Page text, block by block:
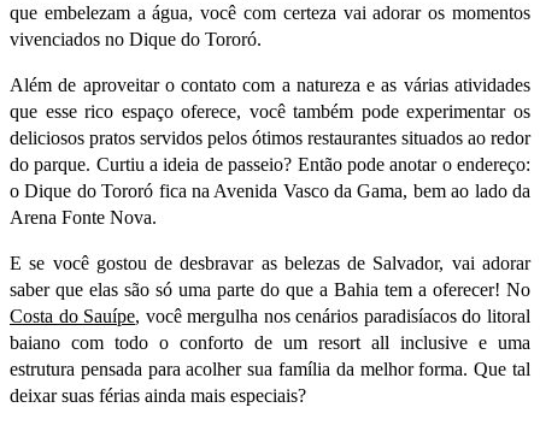
que embelezam a água, você com certeza vai adorar os momentos
vivenciados no Dique do Tororó.
Além de aproveitar o contato com a natureza e as várias atividades
que esse rico espaço oferece, você também pode experimentar os
deliciosos pratos servidos pelos ótimos restaurantes situados ao redor
do parque. Curtiu a ideia de passeio? Então pode anotar o endereço:
o Dique do Tororó fica na Avenida Vasco da Gama, bem ao lado da
Arena Fonte Nova.
E se você gostou de desbravar as belezas de Salvador, vai adorar
saber que elas são só uma parte do que a Bahia tem a oferecer! No
Costa do Sauípe, você mergulha nos cenários paradisíacos do litoral
baiano com todo o conforto de um resort all inclusive e uma
estrutura pensada para acolher sua família da melhor forma. Que tal
deixar suas férias ainda mais especiais?